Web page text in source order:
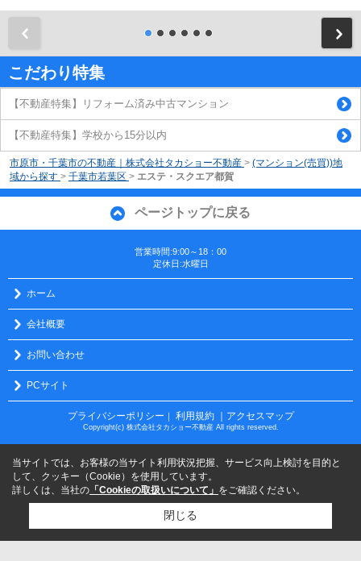
こだわり特集
【不動産特集】リフォーム済み中古マンション
【不動産特集】学校から15分以内
市原市・千葉市の不動産｜株式会社タカショー不動産 > (マンション(売買))地
域から探す > 千葉市若葉区 > エステ・スクエア都賀
ページトップに戻る
営業時間:9:00～18：00
定休日:水曜日
ホーム
会社概要
お問い合わせ
PCサイト
プライバシーポリシー 利用規約 ｜アクセスマップ
Copyright(c) 株式会社タカショー不動産 All rights reserved.
当サイトでは、お客様の当サイト利用状況把握、サービス向上検討を目的と
して、クッキー（Cookie）を使用しています。
詳しくは、当社の 「Cookieの取扱いについて」 をご確認ください。
閉じる